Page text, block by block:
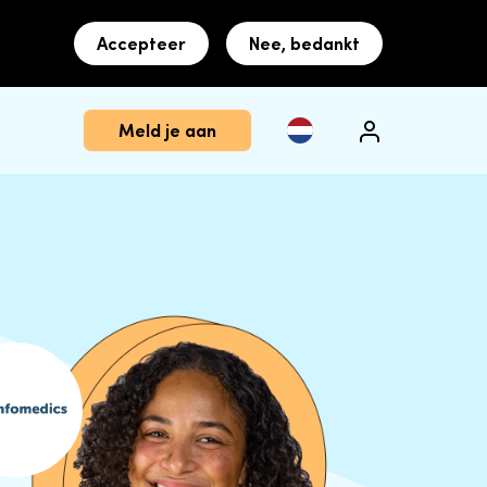
Accepteer Nee, bedankt
Meld je aan